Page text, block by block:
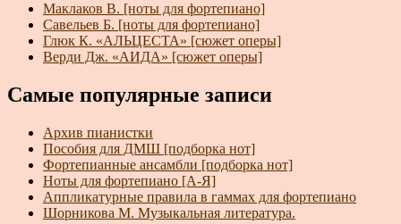
Маклаков В. [ноты для фортепиано]
Савельев Б. [ноты для фортепиано]
Глюк К. «АЛЬЦЕСТА» [сюжет оперы]
Верди Дж. «АИДА» [сюжет оперы]
Самые популярные записи
Архив пианистки
Пособия для ДМШ [подборка нот]
Фортепианные ансамбли [подборка нот]
Ноты для фортепиано [А-Я]
Аппликатурные правила в гаммах для фортепиано
Шорникова М. Музыкальная литература.